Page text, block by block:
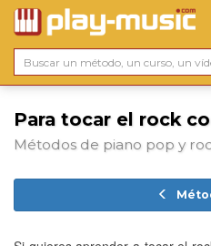
Para tocar el rock
Métodos de piano pop y